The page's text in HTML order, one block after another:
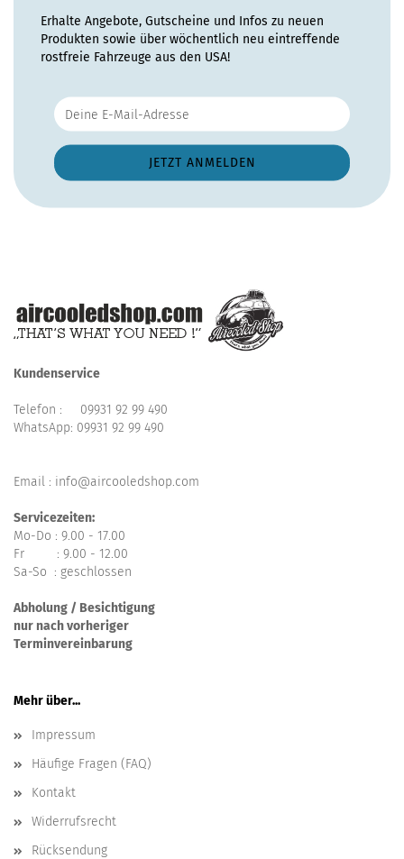
Erhalte Angebote, Gutscheine und Infos zu neuen
Produkten sowie über wöchentlich neu eintreffende
rostfreie Fahrzeuge aus den USA!
Kundenservice
Telefon : 09931 92 99 490
WhatsApp: 09931 92 99 490
Email : info@aircooledshop.com
Servicezeiten:
Mo-Do : 9.00 - 17.00
Fr : 9.00 - 12.00
Sa-So : geschlossen
Abholung / Besichtigung
nur nach vorheriger
Terminvereinbarung
Mehr über...
Impressum
Häufige Fragen (FAQ)
Kontakt
Widerrufsrecht
Rücksendung